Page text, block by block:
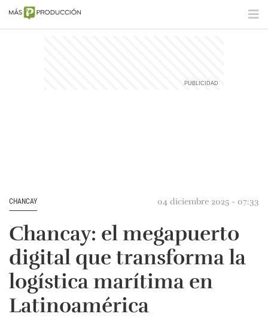
CHANCAY 04 diciembre 2025 - 07:33
Chancay: el megapuerto
digital que transforma la
logística marítima en
Latinoamérica